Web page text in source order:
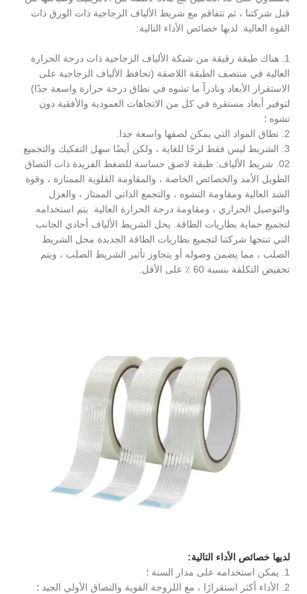
قبل شركتنا ، ثم تتفاقم مع شريط الألياف الزجاجية ذات الورق ذات
القوة العالية. لديها خصائص الأداء التالية:
1. هناك طبقة رقيقة من شبكة الألياف الزجاجية ذات درجة الحرارة
العالية في منتصف الطبقة اللاصقة (تحافظ الألياف الزجاجية على
الاستقرار الأبعاد ونادراً ما تشوه في نطاق درجة حرارة واسعة جدًا)
لتوفير أبعاد مستقرة في كل من الاتجاهات العمودية والأفقية دون
تشوه ؛
2. نطاق المواد التي يمكن لصقها واسعة جدا.
3. الشريط ليس فقط لزجًا للغاية ، ولكن أيضًا سهل التفكيك والتجميع
02. شريط الألياف: طبقة لاصق حساسة للضغط الفريدة ذات التصاق
الطويل الأمد والخصائص الخاصة ، والمقاومة القلوية الممتازة ، وقوة
الشد العالية ومقاومة التشوه ، والتجمع الذاتي الممتاز ، والعزل
والتوصيل الحراري ، ومقاومة درجة الحرارة العالية. يتم استخدامه
لتجميع حماية بطاريات الطاقة. يحل الشريط الألياف أحادي الجانب
التي تنتجها شركتنا لتجميع بطاريات الطاقة الجديدة محل الشريط
الصلب ، مما يضمن وصوله أو يتجاوز تأثير الشريط الصلب ، ويتم
تخفيض التكلفة بنسبة 60 ٪ على الأقل.
لديها خصائص الأداء التالية:
1. يمكن استخدامه على مدار السنة ؛
2. الأداء أكثر استقرارًا ، مع اللزوجة القوية والتصاق الأولي الجيد ؛